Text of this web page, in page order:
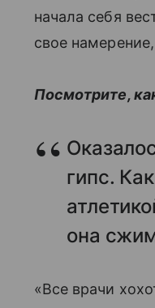
начала себя
свое
Посмотрите,
гипс.
она
«Все врачи